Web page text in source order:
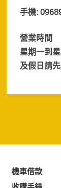
手機:
營業時間
星期一到
及假日請
機車借款